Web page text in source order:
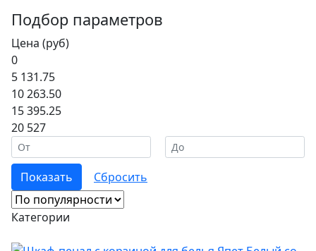
Подбор параметров
Цена (руб)
0
5 131.75
10 263.50
15 395.25
20 527
Категории